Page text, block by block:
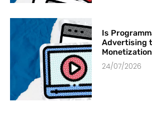
Is
Advertising
24/07/2026